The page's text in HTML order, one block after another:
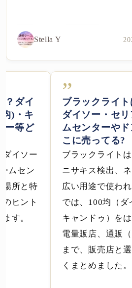
Stella Y
？ダイ
)・キ
ー等ど
イソー
ムセン
場所と特
ヒント
す。
”
ブラックライ
ダイソー・セ
ムセンターや
こに売ってる?
ブラックライト
ニサキス検出、
広い用途で使わ
では、100均（ダ
キャンドゥ）を
電量販店、通販
まで、販売店と
くまとめました。